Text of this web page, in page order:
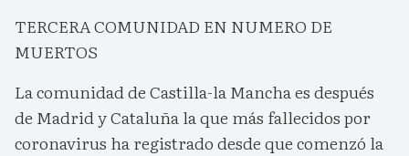
TERCERA COMUNIDAD EN NUMERO DE
MUERTOS
La comunidad de Castilla-la Mancha es después
de Madrid y Cataluña la que más fallecidos por
coronavirus ha registrado desde que comenzó la